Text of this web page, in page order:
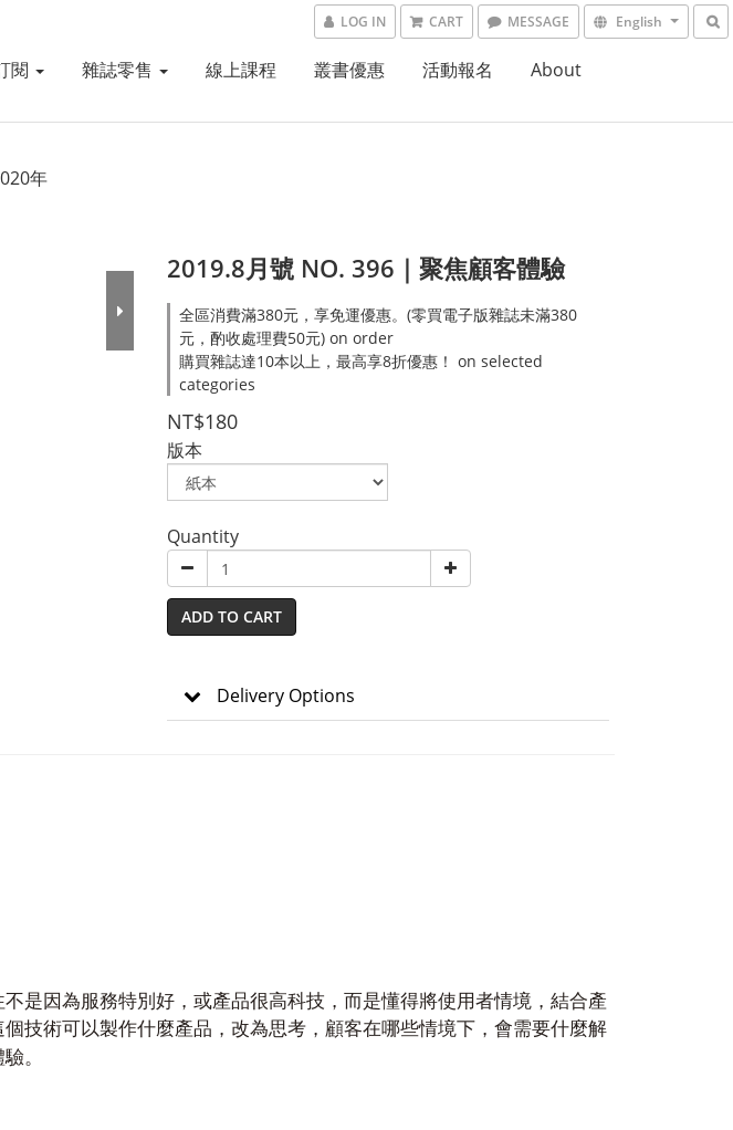
LOG IN CART MESSAGE English
閱 雜誌零售 線上課程 叢書優惠 活動報名 About
年
2019.8月號 NO. 396｜聚焦顧客體驗
全區消費滿380元，享免運優惠。(零買電子版雜誌未滿380
元，酌收處理費50元) on order
購買雜誌達10本以上，最高享8折優惠！ on selected
categories
NT$180
版本
Quantity
ADD TO CART
Delivery Options
是因為服務特別好，或產品很高科技，而是懂得將使用者情境，結合產
技術可以製作什麼產品，改為思考，顧客在哪些情境下，會需要什麼解
。